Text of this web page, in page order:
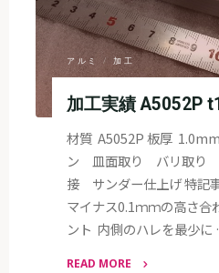
アルミ / 加工
加工実績 A5052P
材質 A5052P 板厚
ン 皿面取り バリ取り
接 サンダー仕上げ 特記
マイナス0.1ｍｍの高さ合
ント 内側のハレを最少
READ MORE